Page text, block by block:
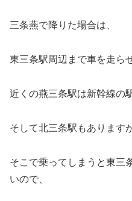
三条燕で降りた場合は、
東三条駅周辺まで車を走ら
近くの燕三条駅は新幹線の
そして北三条駅もありますが
そこで乗ってしまうと東三
いので、